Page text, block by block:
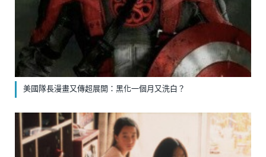
美國隊長漫畫又傳超展開：黑化一個月又洗白？